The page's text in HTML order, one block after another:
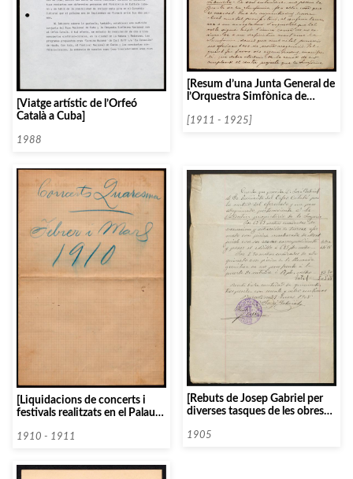
[Viatge artístic de l’Orfeó
Català a Cuba]
1988
[Resum d’una Junta General de
l’Orquestra Simfònica de
[1911 - 1925]
[Liquidacions de concerts i
festivals realitzats en el Palau
1910 - 1911
[Rebuts de Josep Gabriel per
diverses tasques de les obres
Música]
1905